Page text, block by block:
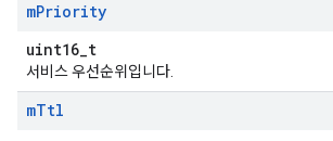
mPriority
uint16_t
서비스 우선순위입니다.
mTtl